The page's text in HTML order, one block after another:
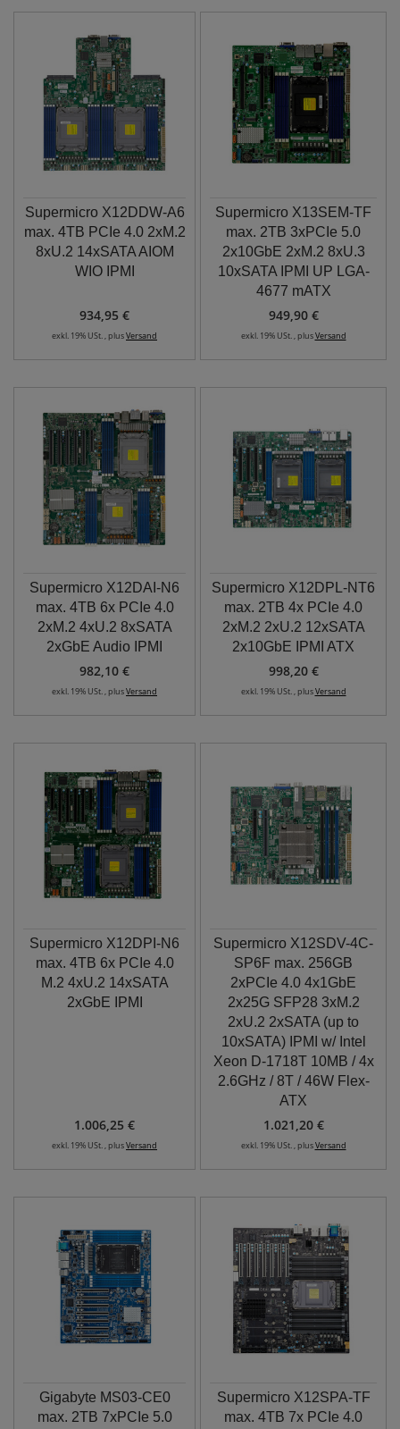
Supermicro X12DDW-A6
max. 4TB PCIe 4.0 2xM.2
8xU.2 14xSATA AIOM
WIO IPMI
934,95 €
exkl. 19% USt. , plusVersand
Supermicro X13SEM-TF
max. 2TB 3xPCIe 5.0
2x10GbE 2xM.2 8xU.3
10xSATA IPMI UP LGA-
4677 mATX
949,90 €
exkl. 19% USt. , plusVersand
Supermicro X12DAI-N6
max. 4TB 6x PCIe 4.0
2xM.2 4xU.2 8xSATA
2xGbE Audio IPMI
982,10 €
exkl. 19% USt. , plusVersand
Supermicro X12DPL-NT6
max. 2TB 4x PCIe 4.0
2xM.2 2xU.2 12xSATA
2x10GbE IPMI ATX
998,20 €
exkl. 19% USt. , plusVersand
Supermicro X12DPI-N6
max. 4TB 6x PCIe 4.0
M.2 4xU.2 14xSATA
2xGbE IPMI
1.006,25 €
exkl. 19% USt. , plusVersand
Supermicro X12SDV-4C-
SP6F max. 256GB
2xPCIe 4.0 4x1GbE
2x25G SFP28 3xM.2
2xU.2 2xSATA (up to
10xSATA) IPMI w/ Intel
Xeon D-1718T 10MB / 4x
2.6GHz / 8T / 46W Flex-
ATX
1.021,20 €
exkl. 19% USt. , plusVersand
Gigabyte MS03-CE0
max. 2TB 7xPCIe 5.0
Supermicro X12SPA-TF
max. 4TB 7x PCIe 4.0